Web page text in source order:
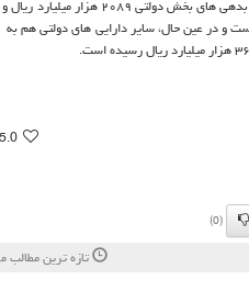
5.0
(0)
تازه ترین مطالب